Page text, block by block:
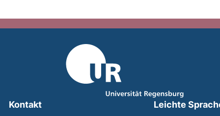
Kontakt
Leichte